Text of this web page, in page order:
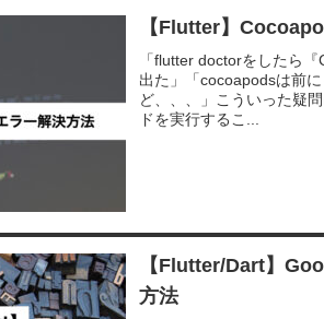
【Flutter】
「flutter doctorをしたら
出た」「cocoapodsは前
ど、、、」こういった疑
ドを実行するこ...
【Flutter/Dart】
方法